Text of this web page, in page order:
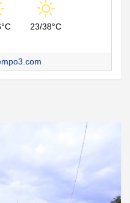
23/38°C